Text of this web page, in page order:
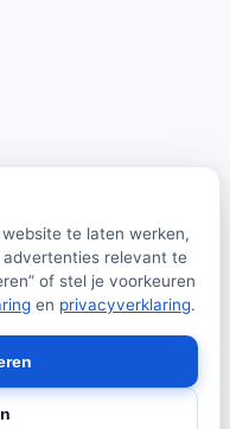
te laten werken,
relevant te
of stel je voorkeuren
en privacyverklaring.